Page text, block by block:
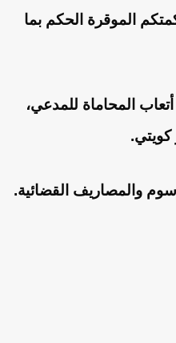
الموقرة الحكم بما
المحاماة للمدعي،
كويتي.
والمصاريف القضائية.